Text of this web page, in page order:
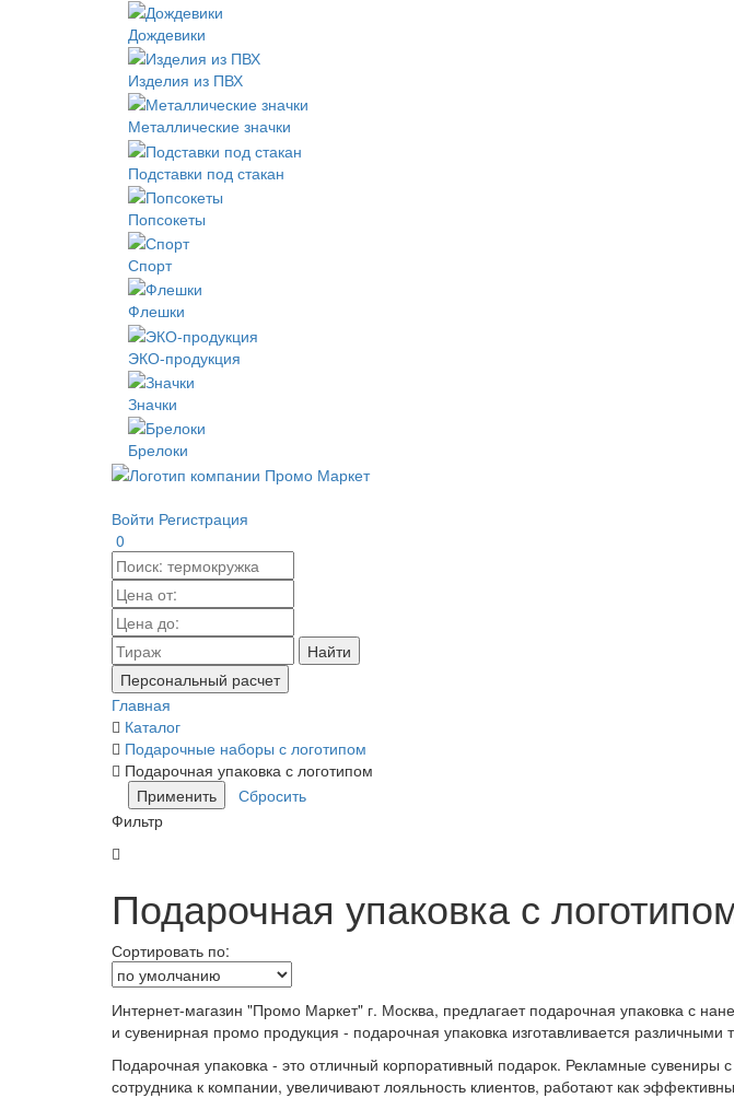
Дождевики
Изделия из ПВХ
Металлические значки
Подставки под стакан
Попсокеты
Спорт
Флешки
ЭКО-продукция
Значки
Брелоки
Войти Регистрация
0
Найти
Персональный расчет
Главная
Каталог
Подарочные наборы с логотипом
Подарочная упаковка с логотипом
Фильтр
Подарочная упаковка с
Сортировать по:
Интернет-магазин "Промо Маркет" г. Москва, предлагает подарочная упаковка с
и сувенирная промо продукция - подарочная упаковка изготавливается различными
Подарочная упаковка - это отличный корпоративный подарок. Рекламные
сотрудника к компании, увеличивают лояльность клиентов, работают как